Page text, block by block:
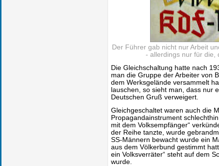
Der Führer gab nicht nur Arbeit
- allerdings nur für die,
Die Gleichschaltung hatte nach
man die Gruppe der Arbeiter von
dem Werksgelände versammelt
lauschen, so sieht man, dass nur
Deutschen Gruß verweigert.
Gleichgeschaltet waren auch die
Propagandainstrument
mit dem Volksempfänger“
der Reihe tanzte, wurde
SS-Männern bewacht wurde ein
aus dem Völkerbund gestimmt
ein Volksverräter“ steht auf dem
wurde.